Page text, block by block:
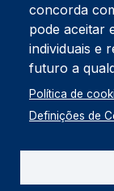
Estúdios
Rua Prior Guerra
Edifício do
3830-556
Rodapé
Cookies
concorda
pode aceitar
individuais e
futuro a
Política de
Definições de